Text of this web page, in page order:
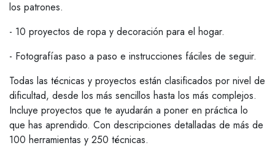
los patrones.
- 10 proyectos de ropa y decoración para el hogar.
- Fotografías paso a paso e instrucciones fáciles de seguir.
Todas las técnicas y proyectos están clasificados por nivel de
dificultad, desde los más sencillos hasta los más complejos.
Incluye proyectos que te ayudarán a poner en práctica lo
que has aprendido. Con descripciones detalladas de más de
100 herramientas y 250 técnicas.